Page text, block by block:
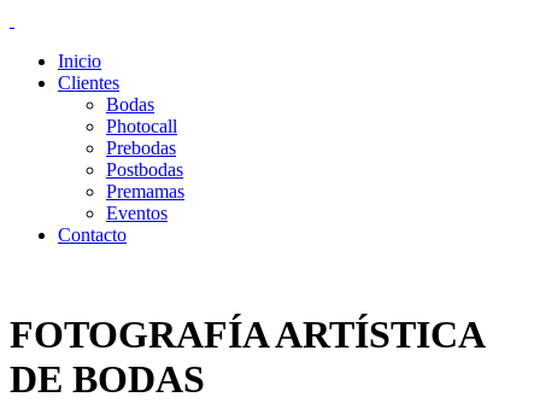
Inicio
Clientes
Bodas
Photocall
Prebodas
Postbodas
Premamas
Eventos
Contacto
FOTOGRAFÍA ARTÍSTICA
DE BODAS